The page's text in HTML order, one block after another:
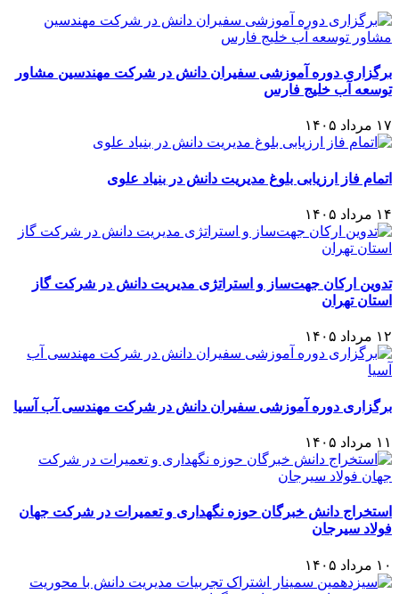
برگزاری دوره آموزشی سفیران دانش در شرکت مهندسین مشاور
توسعه آب خلیج فارس
۱۷ مرداد ۱۴۰۵
اتمام فاز ارزیابی بلوغ مدیریت دانش در بنیاد علوی
۱۴ مرداد ۱۴۰۵
تدوین ارکان جهت‌ساز و استراتژی مدیریت دانش در شرکت گاز
استان تهران
۱۲ مرداد ۱۴۰۵
برگزاری دوره آموزشی سفیران دانش در شرکت مهندسی آب آسیا
۱۱ مرداد ۱۴۰۵
استخراج دانش خبرگان حوزه نگهداری و تعمیرات در شرکت جهان
فولاد سیرجان
۱۰ مرداد ۱۴۰۵